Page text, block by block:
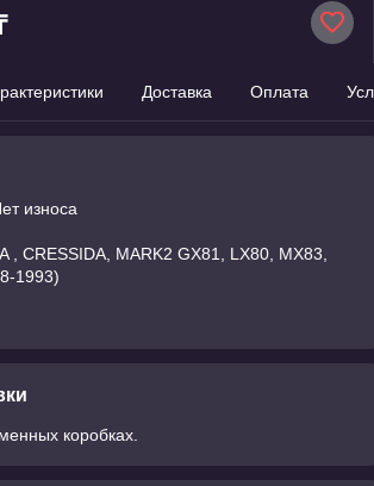
Доставка Оплата
износа
, CRESSIDA, MARK2 GX81, LX80, MX83,
1993)
коробках.